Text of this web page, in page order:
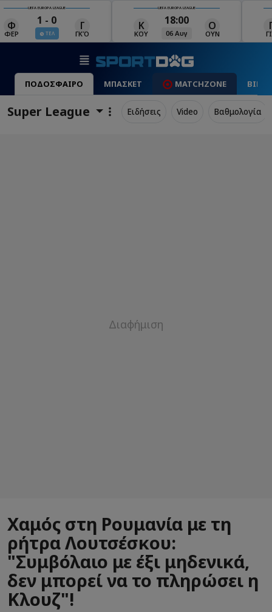
UEFA EUROPA LEAGUE
Κ 18:00
06 Αυγ ΟΥΝ
UEFA EUROPA LEAGUE
ΓΙΑ
19:00
06 Αυγ
Ρ
ΡΈΙ ΜΑΚ
ΠΟΔΟΣΦΑΙΡΟ ΜΠΑΣΚΕΤ MATCHZONE
Super League Ειδήσεις Video Βαθμολογία
Χαμός στη Ρουμανία με τη
ρήτρα Λουτσέσκου:
"Συμβόλαιο με έξι μηδενικά,
δεν μπορεί να το πληρώσει η
Κλουζ"!